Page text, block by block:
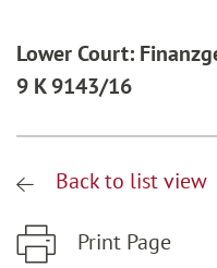
Lower Court:
9 K 9143/16
Back to list view
Print Page